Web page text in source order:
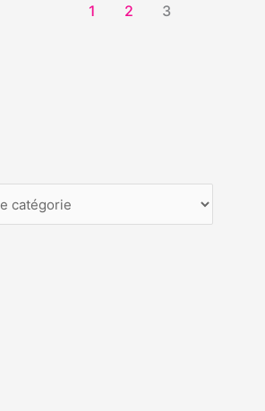
1 2 3